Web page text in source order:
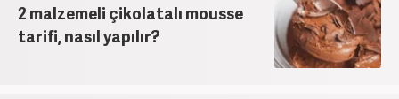
2 malzemeli çikolatalı mousse
tarifi, nasıl yapılır?